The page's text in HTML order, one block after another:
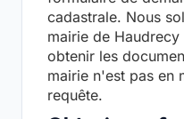
cadastrale. Nous
mairie de
obtenir les
mairie n'est pas en
requête.